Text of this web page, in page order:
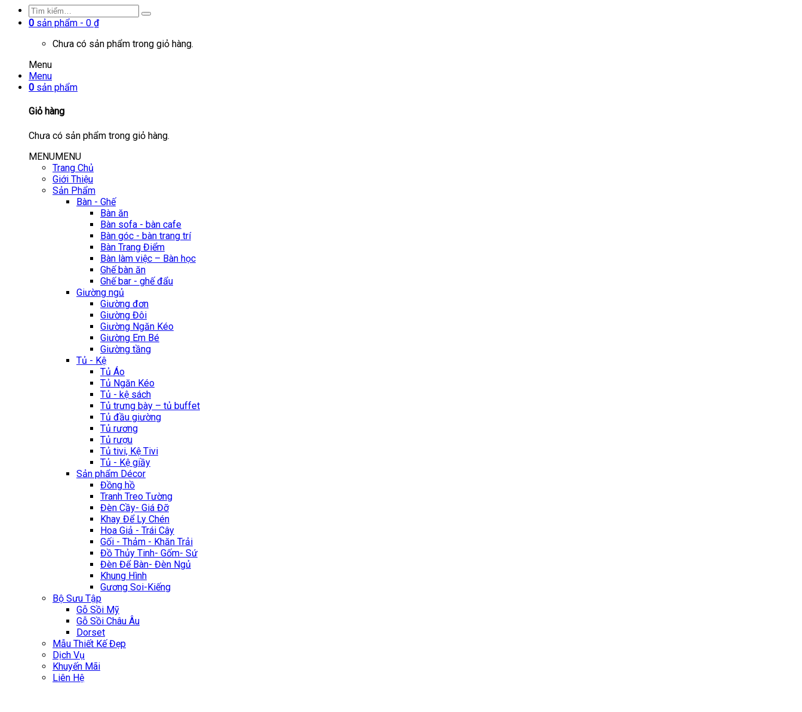
0 sản phẩm - 0 ₫
Chưa có sản phẩm trong giỏ hàng.
Menu
Menu
0 sản phẩm
Giỏ hàng
Chưa có sản phẩm trong giỏ hàng.
MENUMENU
Trang Chủ
Giới Thiệu
Sản Phẩm
Bàn - Ghế
Bàn ăn
Bàn sofa - bàn cafe
Bàn góc - bàn trang trí
Bàn Trang Điểm
Bàn làm việc – Bàn học
Ghế bàn ăn
Ghế bar - ghế đẩu
Giường ngủ
Giường đơn
Giường Đôi
Giường Ngăn Kéo
Giường Em Bé
Giường tầng
Tủ - Kệ
Tủ Áo
Tủ Ngăn Kéo
Tủ - kệ sách
Tủ trưng bày – tủ buffet
Tủ đầu giường
Tủ rương
Tủ rượu
Tủ tivi, Kệ Tivi
Tủ - Kệ giầy
Sản phẩm Décor
Đồng hồ
Tranh Treo Tường
Đèn Cầy- Giá Đỡ
Khay Để Ly Chén
Hoa Giả - Trái Cây
Gối - Thảm - Khăn Trải
Đồ Thủy Tinh- Gốm- Sứ
Đèn Để Bàn- Đèn Ngủ
Khung Hình
Gương Soi-Kiếng
Bộ Sưu Tập
Gỗ Sồi Mỹ
Gỗ Sồi Châu Âu
Dorset
Mẫu Thiết Kế Đẹp
Dịch Vụ
Khuyến Mãi
Liên Hệ